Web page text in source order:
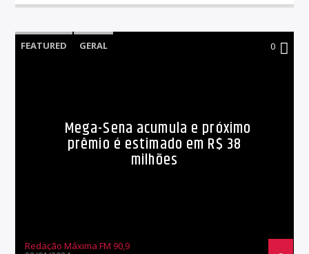
FEATURED GERAL 0
Mega-Sena acumula e próximo
prêmio é estimado em R$ 38
milhões
Redação Máxima FM 90,9